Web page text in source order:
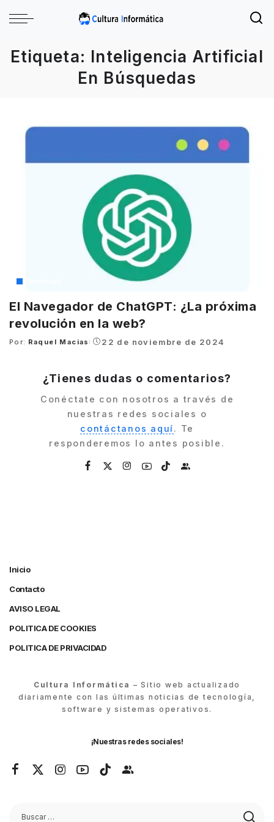
Etiqueta: Inteligencia Artificial
En Búsquedas
El Navegador de ChatGPT: ¿La próxima
revolución en la web?
Posted
Por: Raquel Macias 22 de noviembre de 2024
¿Tienes dudas o comentarios?
Conéctate con nosotros a través de
nuestras redes sociales o
contáctanos aquí. Te
responderemos lo antes posible.
Inicio
Contacto
AVISO LEGAL
POLITICA DE COOKIES
POLITICA DE PRIVACIDAD
Cultura Informática – Sitio web actualizado
diariamente con las últimas noticias de tecnología,
software y sistemas operativos.
¡Nuestras redes sociales!